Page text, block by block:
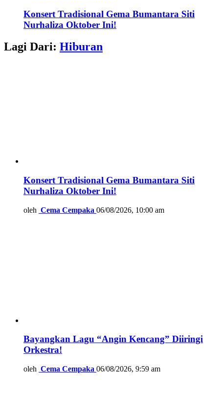
Konsert Tradisional Gema Bumantara Siti
Nurhaliza Oktober Ini!
Lagi Dari: Hiburan
Konsert Tradisional Gema Bumantara Siti
Nurhaliza Oktober Ini!
oleh Cema Cempaka 06/08/2026, 10:00 am
Bayangkan Lagu “Angin Kencang” Diiringi
Orkestra!
oleh Cema Cempaka 06/08/2026, 9:59 am